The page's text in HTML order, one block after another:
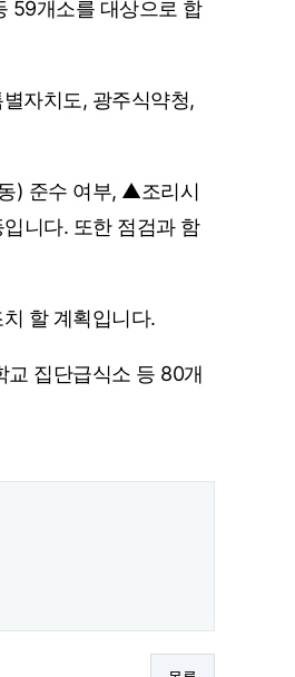
59개소를 대상으로 합
자치도, 광주식약청,
) 준수 여부, ▲조리시
니다. 또한 점검과 함
할 계획입니다.
교 집단급식소 등 80개